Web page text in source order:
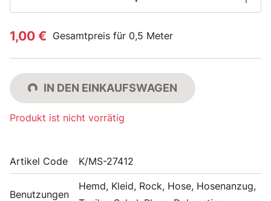
1,00 € Gesamtpreis für 0,5 Meter
IN DEN EINKAUFSWAGEN
Produkt ist nicht vorrätig
Artikel Code K/MS-27412
Benutzungen
Hemd, Kleid, Rock, Hose, Hosenanzug,